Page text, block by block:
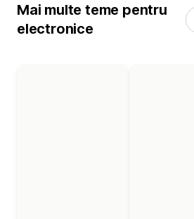
Mai multe teme pentru
electronice